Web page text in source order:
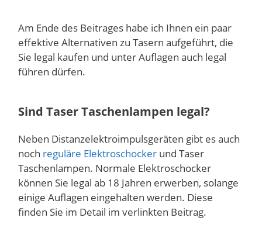
Am Ende des Beitrages habe ich Ihnen ein paar
effektive Alternativen zu Tasern aufgeführt, die
Sie legal kaufen und unter Auflagen auch legal
führen dürfen.
Sind Taser Taschenlampen legal?
Neben Distanzelektroimpulsgeräten gibt es auch
noch reguläre Elektroschocker und Taser
Taschenlampen. Normale Elektroschocker
können Sie legal ab 18 Jahren erwerben, solange
einige Auflagen eingehalten werden. Diese
finden Sie im Detail im verlinkten Beitrag.